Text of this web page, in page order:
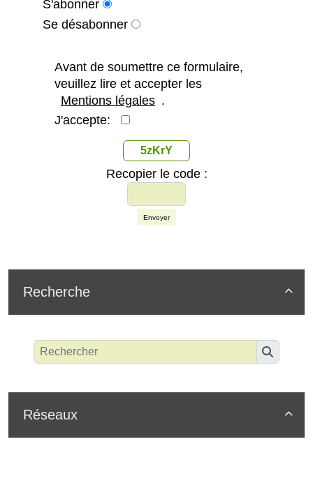
S'abonner
Se désabonner
Avant de soumettre ce formulaire,
veuillez lire et accepter les
Mentions légales .
J'accepte:
5zKrY
Recopier le code :
Envoyer

Recherche

Réseaux